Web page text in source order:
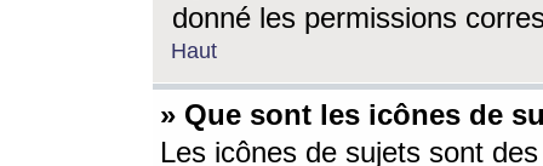
donné les permissions
Haut
» Que sont les icônes de
Les icônes de sujets sont